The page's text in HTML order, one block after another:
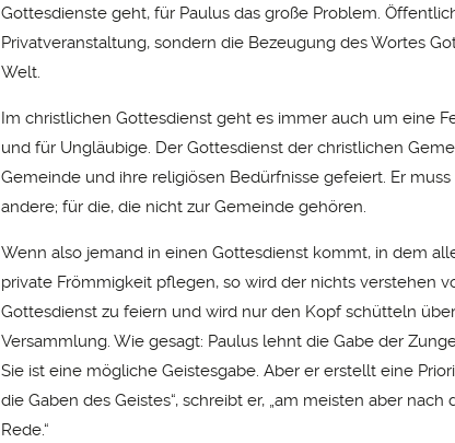
Gottesdienste geht, für Paulus das große Problem.
Privatveranstaltung, sondern die Bezeugung des Wortes
Welt.
Im christlichen Gottesdienst geht es immer auch um eine
und für Ungläubige. Der Gottesdienst der christlichen
Gemeinde und ihre religiösen Bedürfnisse gefeiert. Er
andere; für die, die nicht zur Gemeinde gehören.
Wenn also jemand in einen Gottesdienst kommt, in dem
private Frömmigkeit pflegen, so wird der nichts verstehen
Gottesdienst zu feiern und wird nur den Kopf schütteln
Versammlung. Wie gesagt: Paulus lehnt die Gabe der
Sie ist eine mögliche Geistesgabe. Aber er erstellt eine
die Gaben des Geistes“, schreibt er, „am meisten aber
Rede.“